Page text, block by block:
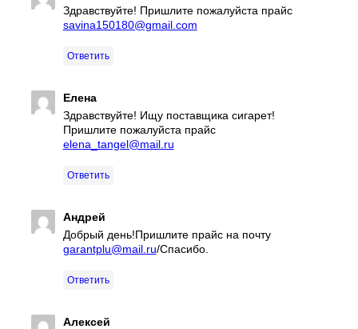
Здравствуйте! Пришлите пожалуйста прайс
savina150180@gmail.com
Ответить
Елена
Здравствуйте! Ищу поставщика сигарет!
Пришлите пожалуйста прайс
elena_tangel@mail.ru
Ответить
Андрей
Добрый день!Пришлите прайс на почту
garantplu@mail.ru/Спасибо.
Ответить
Алексей